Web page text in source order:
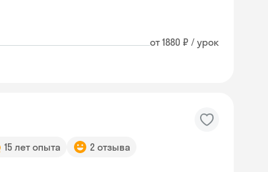
от 1880 ₽ / урок
15 лет опыта 2 отзыва